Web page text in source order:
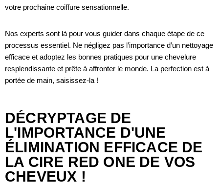
votre prochaine coiffure sensationnelle.
Nos experts sont là pour vous guider dans chaque étape de ce
processus essentiel. Ne négligez pas l’importance d’un nettoyage
efficace et adoptez les bonnes pratiques pour une chevelure
resplendissante et prête à affronter le monde. La perfection est à
portée de main, saisissez-la !
DÉCRYPTAGE DE
L'IMPORTANCE D'UNE
ÉLIMINATION EFFICACE DE
LA CIRE RED ONE DE VOS
CHEVEUX !